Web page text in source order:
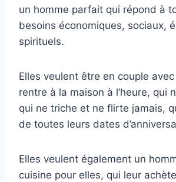
un homme parfait qui répond à
besoins économiques, sociaux,
spirituels.
Elles veulent être en couple
rentre à la maison à l’heure, qui
qui ne triche et ne flirte jamais,
de toutes leurs dates
Elles veulent également un
cuisine pour elles, qui leur